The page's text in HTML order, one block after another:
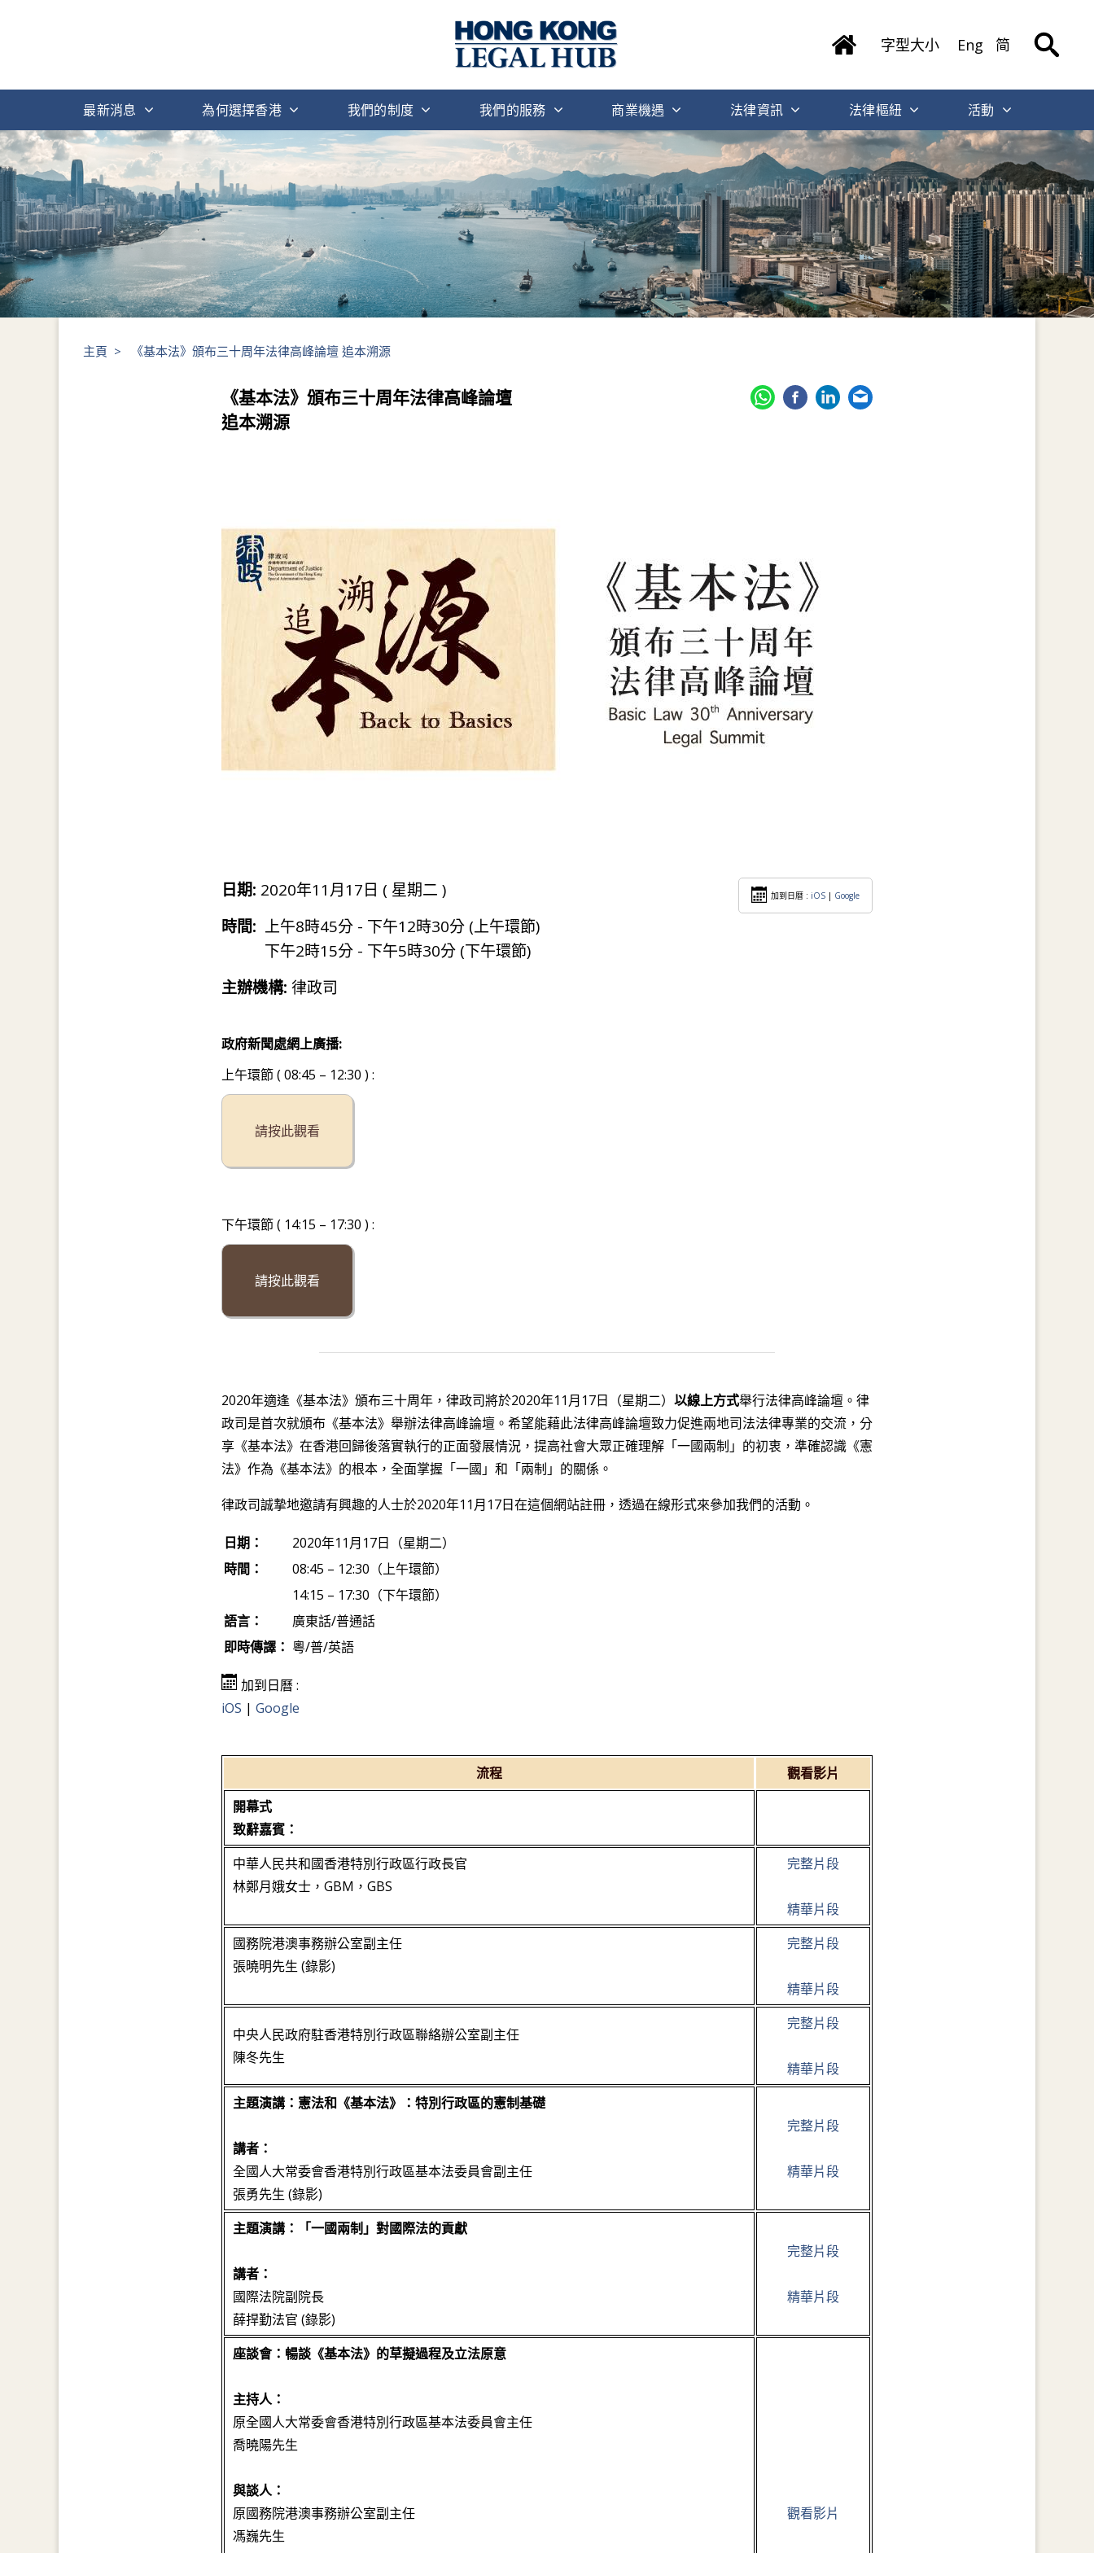
字型大小 Eng 简
最新消息 為何選擇香港 我們的制度 我們的服務 商業機遇 法律資訊 法律樞紐 活動
主頁 > 《基本法》頒布三十周年法律高峰論壇 追本溯源
《基本法》頒布三十周年法律高峰論壇
追本溯源
日期: 2020年11月17日 ( 星期二 )
時間: 上午8時45分 - 下午12時30分 (上午環節)
下午2時15分 - 下午5時30分 (下午環節)
主辦機構: 律政司
加到日暦 : iOS | Google
政府新聞處網上廣播:
上午環節 ( 08:45 – 12:30 ) :
請按此觀看
下午環節 ( 14:15 – 17:30 ) :
請按此觀看
2020年適逢《基本法》頒布三十周年，律政司將於2020年11月17日（星期二） 以線上方式舉行法律高峰論壇。律
政司是首次就頒布《基本法》舉辦法律高峰論壇。希望能藉此法律高峰論壇致力促進兩地司法法律專業的交流，分
享《基本法》在香港回歸後落實執行的正面發展情況，提高社會大眾正確理解「一國兩制」的初衷，準確認識《憲
法》作為《基本法》的根本，全面掌握「一國」和「兩制」的關係。
律政司誠摯地邀請有興趣的人士於2020年11月17日在這個網站註冊，透過在線形式來參加我們的活動。
日期：
2020年11月17日（星期二）
時間：
08:45 – 12:30（上午環節）
14:15 – 17:30（下午環節）
語言：
廣東話/普通話
即時傳譯： 粵/普/英語
加到日曆 :
iOS | Google
流程
觀看影片
開幕式
致辭嘉賓：
中華人民共和國香港特別行政區行政長官
林鄭月娥女士，GBM，GBS
完整片段
精華片段
國務院港澳事務辦公室副主任
張曉明先生 (錄影)
完整片段
精華片段
中央人民政府駐香港特別行政區聯絡辦公室副主任
陳冬先生
完整片段
精華片段
主題演講：憲法和《基本法》：特別行政區的憲制基礎
講者：
全國人大常委會香港特別行政區基本法委員會副主任
張勇先生 (錄影)
完整片段
精華片段
主題演講：「一國兩制」對國際法的貢獻
講者：
國際法院副院長
薛捍勤法官 (錄影)
完整片段
精華片段
座談會：暢談《基本法》的草擬過程及立法原意
主持人：
原全國人大常委會香港特別行政區基本法委員會主任
喬曉陽先生
與談人：
原國務院港澳事務辦公室副主任
馮巍先生
觀看影片